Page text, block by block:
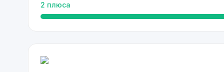
2 плюса